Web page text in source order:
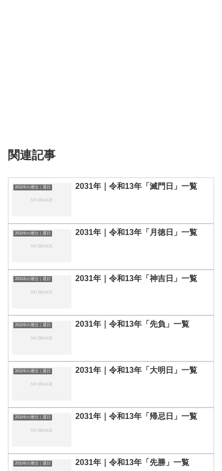
関連記事
2031年の暦注｜選日 2031年｜令和13年「滅門日」一覧
2031年の暦注｜選日 2031年｜令和13年「月徳日」一覧
2031年の暦注｜選日 2031年｜令和13年「神吉日」一覧
2031年の暦注｜選日 2031年｜令和13年「先負」一覧
2031年の暦注｜選日 2031年｜令和13年「大明日」一覧
2031年の暦注｜選日 2031年｜令和13年「帰忌日」一覧
2031年の暦注｜選日 2031年｜令和13年「先勝」一覧